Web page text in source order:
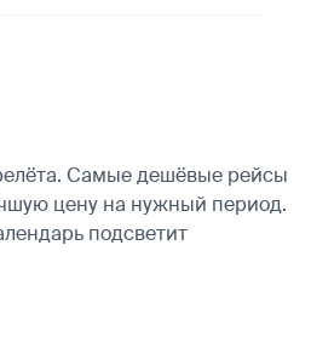
Самые дешёвые рейсы
цену на нужный период.
подсветит